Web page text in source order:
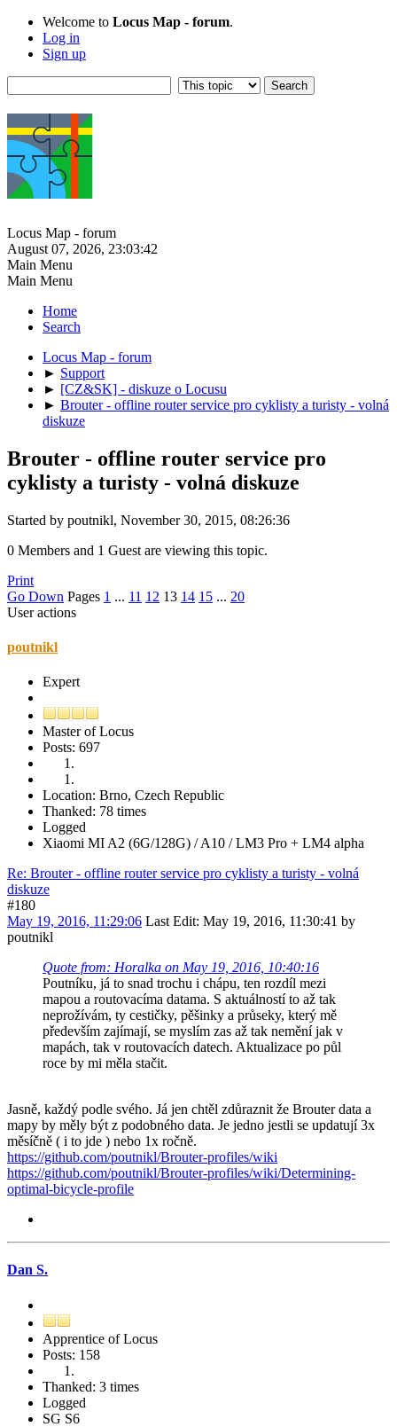
Welcome to Locus Map - forum.
Log in
Sign up
Locus Map - forum
August 07, 2026, 23:03:42
Main Menu
Main Menu
Home
Search
Locus Map - forum
► Support
► [CZ&SK] - diskuze o Locusu
► Brouter - offline router service pro cyklisty a turisty - volná
diskuze
Brouter - offline router service pro
cyklisty a turisty - volná diskuze
Started by poutnikl, November 30, 2015, 08:26:36
0 Members and 1 Guest are viewing this topic.
Print
Go Down Pages 1 ... 11 12 13 14 15 ... 20
User actions
poutnikl
Expert
Master of Locus
Posts: 697
Location: Brno, Czech Republic
Thanked: 78 times
Logged
Xiaomi MI A2 (6G/128G) / A10 / LM3 Pro + LM4 alpha
Re: Brouter - offline router service pro cyklisty a turisty - volná
diskuze
#180
May 19, 2016, 11:29:06 Last Edit: May 19, 2016, 11:30:41 by
poutnikl
Quote from: Horalka on May 19, 2016, 10:40:16
Poutníku, já to snad trochu i chápu, ten rozdíl mezi
mapou a routovacíma datama. S aktuálností to až tak
neprožívám, ty cestičky, pěšinky a průseky, který mě
především zajímají, se myslím zas až tak nemění jak v
mapách, tak v routovacích datech. Aktualizace po půl
roce by mi měla stačit.
Jasně, každý podle svého. Já jen chtěl zdůraznit že Brouter data a
mapy by měly být z podobného data. Je jedno jestli se updatují 3x
měsíčně ( i to jde ) nebo 1x ročně.
https://github.com/poutnikl/Brouter-profiles/wiki
https://github.com/poutnikl/Brouter-profiles/wiki/Determining-
optimal-bicycle-profile
Dan S.
Apprentice of Locus
Posts: 158
Thanked: 3 times
Logged
SG S6